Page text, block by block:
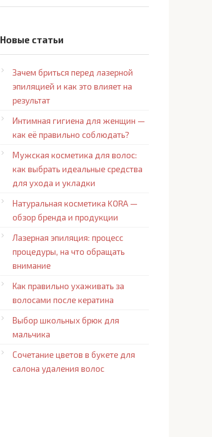
Новые статьи
Зачем бриться перед лазерной
эпиляцией и как это влияет на
результат
Интимная гигиена для женщин —
как её правильно соблюдать?
Мужская косметика для волос:
как выбрать идеальные средства
для ухода и укладки
Натуральная косметика KORA —
обзор бренда и продукции
Лазерная эпиляция: процесс
процедуры, на что обращать
внимание
Как правильно ухаживать за
волосами после кератина
Выбор школьных брюк для
мальчика
Сочетание цветов в букете для
салона удаления волос